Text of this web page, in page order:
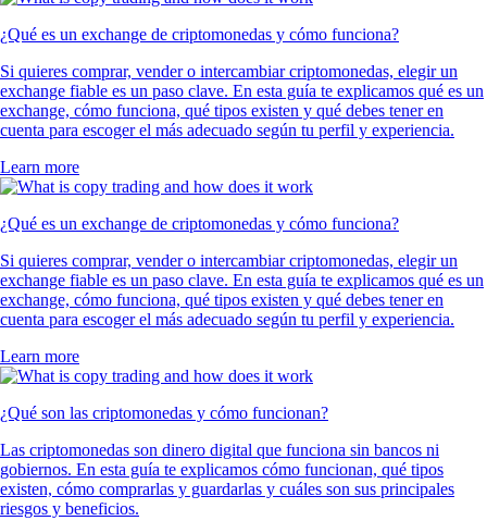
¿Qué es un exchange de criptomonedas y cómo funciona?
Si quieres comprar, vender o intercambiar criptomonedas, elegir un
exchange fiable es un paso clave. En esta guía te explicamos qué es un
exchange, cómo funciona, qué tipos existen y qué debes tener en
cuenta para escoger el más adecuado según tu perfil y experiencia.
Learn more
¿Qué es un exchange de criptomonedas y cómo funciona?
Si quieres comprar, vender o intercambiar criptomonedas, elegir un
exchange fiable es un paso clave. En esta guía te explicamos qué es un
exchange, cómo funciona, qué tipos existen y qué debes tener en
cuenta para escoger el más adecuado según tu perfil y experiencia.
Learn more
¿Qué son las criptomonedas y cómo funcionan?
Las criptomonedas son dinero digital que funciona sin bancos ni
gobiernos. En esta guía te explicamos cómo funcionan, qué tipos
existen, cómo comprarlas y guardarlas y cuáles son sus principales
riesgos y beneficios.